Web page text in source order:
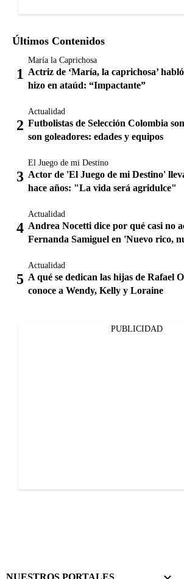
Últimos Contenidos
María la Caprichosa
Actriz de ‘María, la caprichosa’
hizo en ataúd: “Impactante”
Actualidad
Futbolistas de Selección Colombia
son goleadores: edades y equipos
El Juego de mi Destino
Actor de 'El Juego de mi Destino'
hace años: "La vida será agridulce"
Actualidad
Andrea Nocetti dice por qué casi no
Fernanda Samiguel en 'Nuevo rico,
Actualidad
A qué se dedican las hijas de Rafael
conoce a Wendy, Kelly y Loraine
PUBLICIDAD